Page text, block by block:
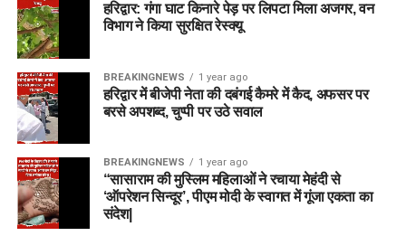
हरिद्वार: गंगा घाट किनारे पेड़ पर लिपटा मिला अजगर, वन
विभाग ने किया सुरक्षित रेस्क्यू
BREAKINGNEWS 1 year ago
हरिद्वार में बीजेपी नेता की दबंगई कैमरे में कैद, अफसर पर
बरसे अपशब्द, चुप्पी पर उठे सवाल
BREAKINGNEWS 1 year ago
“सासाराम की मुस्लिम महिलाओं ने रचाया मेहंदी से
‘ऑपरेशन सिन्दूर’, पीएम मोदी के स्वागत में गूंजा एकता का
संदेश|